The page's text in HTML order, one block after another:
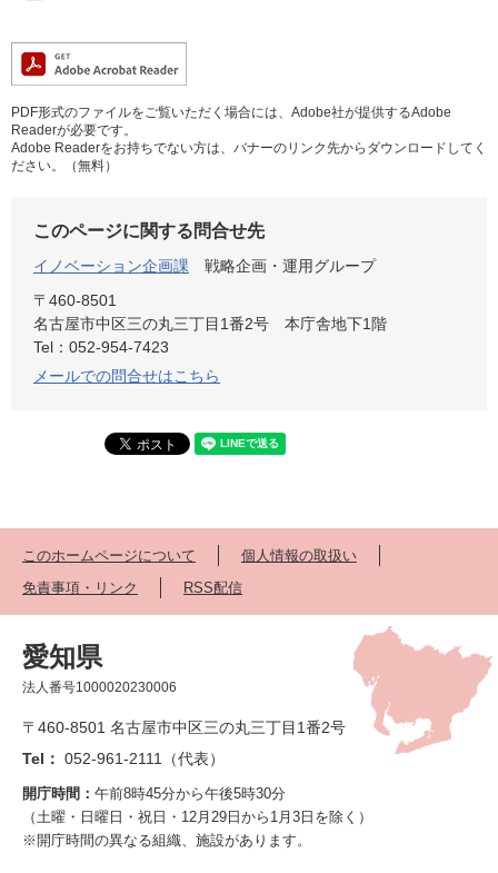
PDF形式のファイルをご覧いただく場合には、Adobe社が提供するAdobe
Readerが必要です。
Adobe Readerをお持ちでない方は、バナーのリンク先からダウンロードしてく
ださい。（無料）
このページに関する問合せ先
イノベーション企画課
戦略企画・運用グループ
〒460-8501
名古屋市中区三の丸三丁目1番2号 本庁舎地下1階
Tel：052-954-7423
メールでの問合せはこちら
このホームページについて
個人情報の取扱い
免責事項・リンク
RSS配信
愛知県
法人番号1000020230006
〒460-8501 名古屋市中区三の丸三丁目1番2号
Tel： 052-961-2111（代表）
開庁時間： 午前8時45分から午後5時30分
（土曜・日曜日・祝日・12月29日から1月3日を除く）
※開庁時間の異なる組織、施設があります。